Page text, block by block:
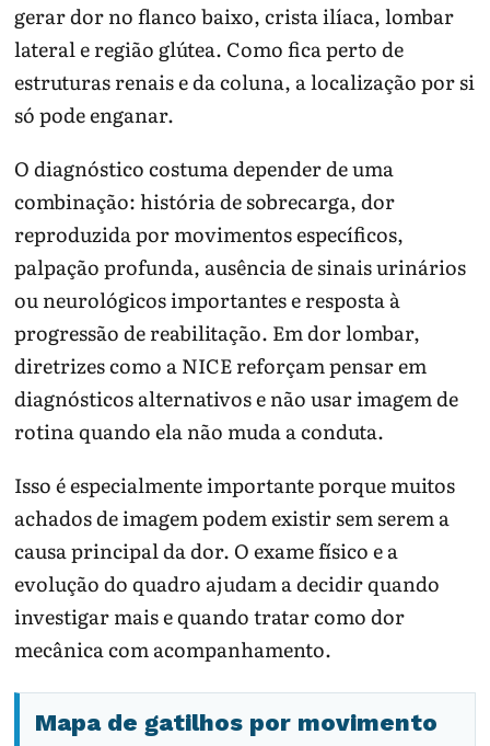
gerar dor no flanco baixo, crista ilíaca, lombar
lateral e região glútea. Como fica perto de
estruturas renais e da coluna, a localização por si
só pode enganar.
O diagnóstico costuma depender de uma
combinação: história de sobrecarga, dor
reproduzida por movimentos específicos,
palpação profunda, ausência de sinais urinários
ou neurológicos importantes e resposta à
progressão de reabilitação. Em dor lombar,
diretrizes como a NICE reforçam pensar em
diagnósticos alternativos e não usar imagem de
rotina quando ela não muda a conduta.
Isso é especialmente importante porque muitos
achados de imagem podem existir sem serem a
causa principal da dor. O exame físico e a
evolução do quadro ajudam a decidir quando
investigar mais e quando tratar como dor
mecânica com acompanhamento.
Mapa de gatilhos por movimento